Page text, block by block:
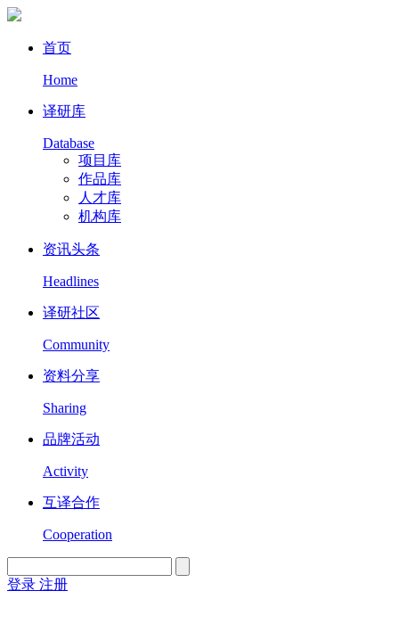
首页
Home
译研库
Database
项目库
作品库
人才库
机构库
资讯头条
Headlines
译研社区
Community
资料分享
Sharing
品牌活动
Activity
互译合作
Cooperation
登录 注册